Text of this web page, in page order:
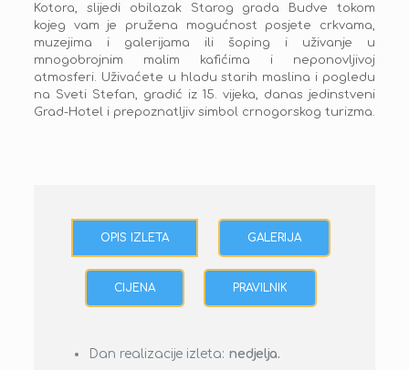
Kotora, slijedi obilazak Starog grada Budve tokom
kojeg vam je pružena mogućnost posjete crkvama,
muzejima i galerijama ili šoping i uživanje u
mnogobrojnim malim kafićima i neponovljivoj
atmosferi. Uživaćete u hladu starih maslina i pogledu
na Sveti Stefan, gradić iz 15. vijeka, danas jedinstveni
Grad-Hotel i prepoznatljiv simbol crnogorskog turizma.
OPIS IZLETA GALERIJA
CIJENA PRAVILNIK
Dan realizacije izleta: nedjelja.
cijena na upit
Popust za djecu